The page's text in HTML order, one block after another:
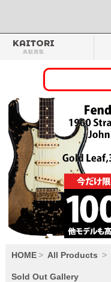
KAITORI
高額買取
HOME All Products
Sold Out Gallery